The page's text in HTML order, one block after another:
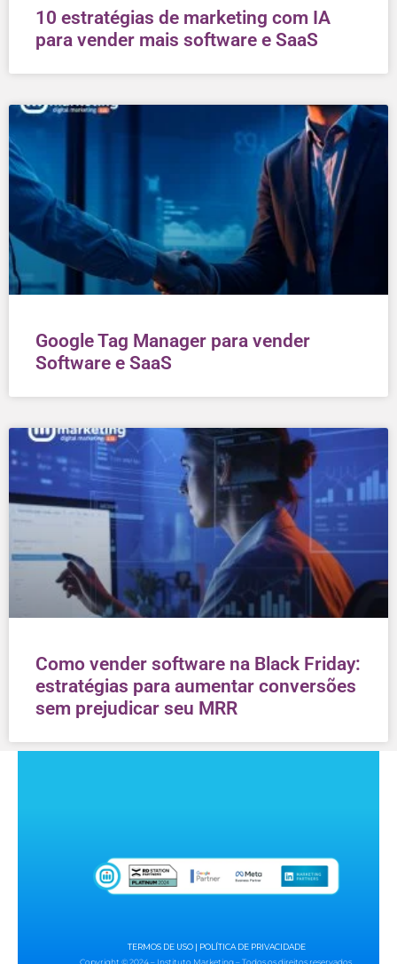
10 estratégias de marketing com IA
para vender mais software e SaaS
Google Tag Manager para vender
Software e SaaS
Como vender software na Black Friday:
estratégias para aumentar conversões
sem prejudicar seu MRR
TERMOS DE USO | POLÍTICA DE PRIVACIDADE
Copyright © 2024 – Instituto Marketing – Todos os direitos reservados.